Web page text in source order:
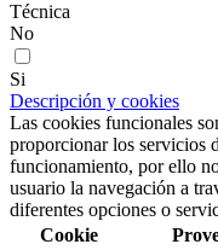
Técnica
No
Si
Descripción y cookies
Las cookies funcionales
proporcionar los servicios
funcionamiento, por ello
usuario la navegación a
diferentes opciones o
Cookie